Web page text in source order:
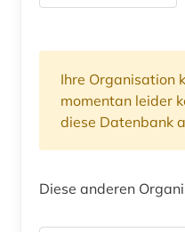
Ihre Organisation
momentan leider
diese Datenbank
Diese anderen